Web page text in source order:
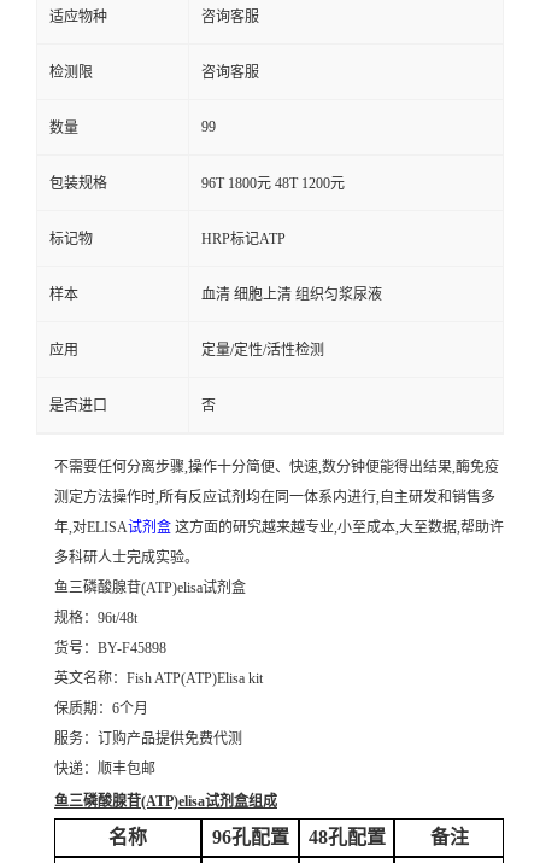
适应物种 咨询客服
检测限 咨询客服
数量 99
包装规格 96T 1800元 48T 1200元
标记物 HRP标记ATP
样本 血清 细胞上清 组织匀浆尿液
应用 定量/定性/活性检测
是否进口 否
不需要任何分离步骤,操作十分简便、快速,数分钟便能得出结果,酶免疫
测定方法操作时,所有反应试剂均在同一体系内进行,自主研发和销售多
年,对ELISA试剂盒 这方面的研究越来越专业,小至成本,大至数据,帮助许
多科研人士完成实验。
鱼三磷酸腺苷(ATP)elisa试剂盒
规格：96t/48t
货号：BY-F45898
英文名称： Fish ATP(ATP)Elisa kit
保质期：6个月
服务：订购产品提供免费代测
快递：顺丰包邮
鱼三磷酸腺苷(ATP)elisa试剂盒组成
名称 96孔配置 48孔配置 备注